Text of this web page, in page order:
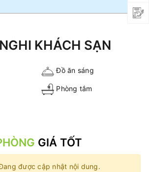
KHÁCH SẠN
Đồ ăn sáng
Phòng tắm
GIÁ TỐT
được cập nhật nội dung.